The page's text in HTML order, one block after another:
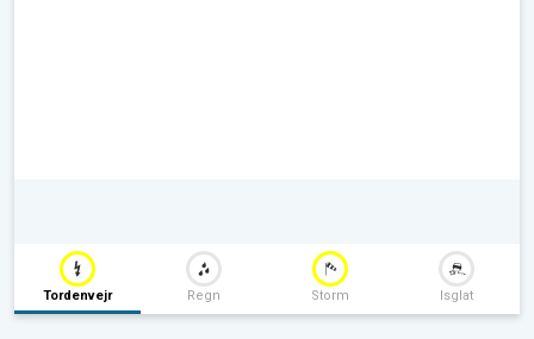
Tordenvejr Regn Storm Isglat